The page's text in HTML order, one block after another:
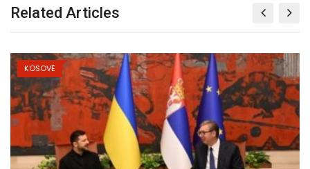
Related Articles
KOSOVË